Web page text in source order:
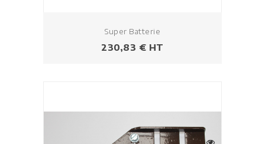
Super Batterie
Prix
230,83 € HT